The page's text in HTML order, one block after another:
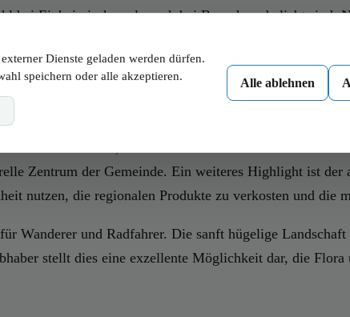
bei Einheimischen als auch bei Besuchern beliebt sind.
Stabilität der Region beitragen. Die
Pfarrkirche, die im barocken Stil erbaut wurde.
Zentrum der Gemeinde. Ein weiteres Highlight ist
nutzen, die regionalen Produkte zu verkosten und die
Wanderer und Radfahrer. Die sanft hügelige
stellt dies eine exzellente Möglichkeit dar, die Flora
Dienste geladen werden dürfen.
speichern oder alle akzeptieren.
Alle ablehnen